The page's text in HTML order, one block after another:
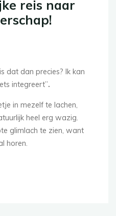
reis naar
dat dan precies? Ik kan
integreert”.
in mezelf te lachen,
heel erg wazig.
glimlach te zien, want
horen.